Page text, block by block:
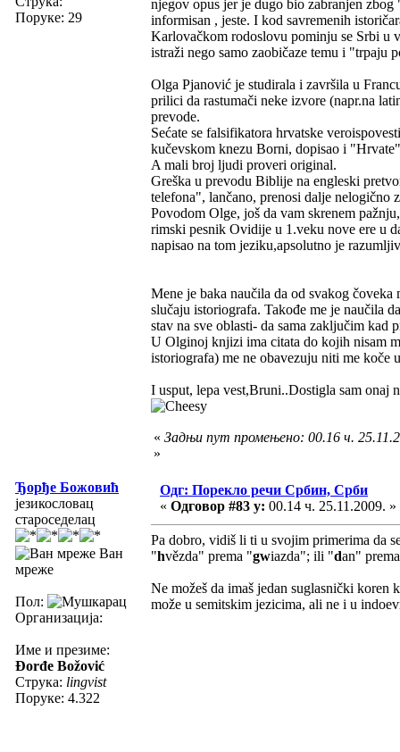
Поруке: 29
njegov opus jer je dugo bio zabranjen
informisan , jeste. I kod savremenih
Karlovačkom rodoslovu pominju se Srbi u
istraži nego samo zaobičaze temu i "trpaju
Olga Pjanović je studirala i završila u
prilici da rastumači neke izvore (napr.na
prevode.
Sećate se falsifikatora hrvatske
kučevskom knezu Borni, dopisao i
A mali broj ljudi proveri original.
Greška u prevodu Biblije na engleski
telefona", lančano, prenosi dalje nelogično
Povodom Olge, još da vam skrenem
rimski pesnik Ovidije u 1.veku nove ere u
napisao na tom jeziku,apsolutno je
Mene je baka naučila da od svakog
slučaju istoriografa. Takođe me je naučila
stav na sve oblasti- da sama zaključim kad
U Olginoj knjizi ima citata do kojih nisam
istoriografa) me ne obavezuju niti me koče
I usput, lepa vest,Bruni..Dostigla sam onaj
« Задњи пут промењено: 00.16 ч.
»
Ђорђе Божовић
језикословац
староседелац
Ван
мреже
Пол:
Организација:
Име и презиме:
Đorđe Božović
Струка: lingvist
Поруке: 4.322
Одг: Порекло речи Србин, Срби
« Одговор #83 у: 00.14 ч. 25.11.2009. »
Pa dobro, vidiš li ti u svojim primerima da
"hvězda" prema "gwiazda"; ili "dan"
Ne možeš da imaš jedan suglasnički koren
može u semitskim jezicima, ali ne i u